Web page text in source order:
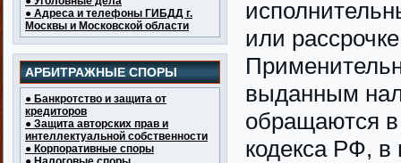
● Адреса и телефоны ГИБДД г.
Москвы и Московской области
АРБИТРАЖНЫЕ СПОРЫ
● Банкротство и защита от
кредиторов
● Защита авторских прав и
интеллектуальной собственности
● Корпоративные споры
или
выданным
обращаются в
кодекса РФ, в